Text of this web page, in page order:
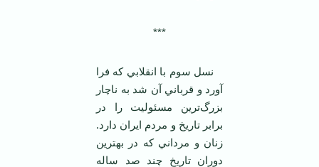
***
نسل سوم با انقلابي که فرا
آورد و قرباني آن شد به ناچار
بزرگ‌ترين مسئوليت را در
برابر تاريخ و مردم ايران دارد.
زنان و مرداني که در بهترين
دوران تاريخ چند صد ساله